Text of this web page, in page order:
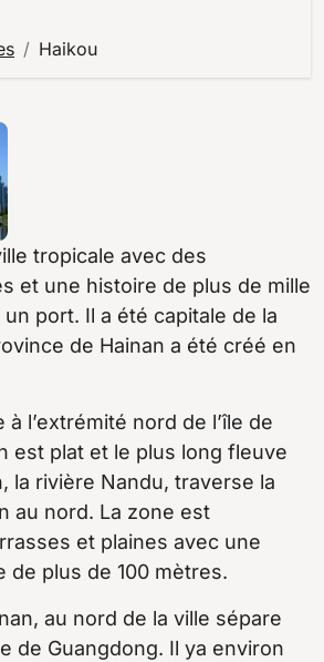
Haikou
tropicale avec des
et une histoire de plus de mille
port. Il a été capitale de la
de Hainan a été créé en
l’extrémité nord de l’île de
est plat et le plus long fleuve
la rivière Nandu, traverse la
au nord. La zone est
et plaines avec une
de plus de 100 mètres.
au nord de la ville sépare
de Guangdong. Il ya environ